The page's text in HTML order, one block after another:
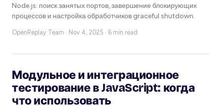
Node.js: поиск занятых портов, завершение блокирующих
процессов и настройка обработчиков graceful shutdown.
OpenReplay Team · Nov 4, 2025 · 6 min read
Модульное и интеграционное
тестирование в JavaScript: когда
что использовать